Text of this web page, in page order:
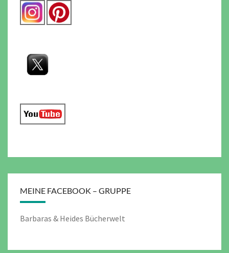
MEINE FACEBOOK – GRUPPE
Barbaras & Heides Bücherwelt